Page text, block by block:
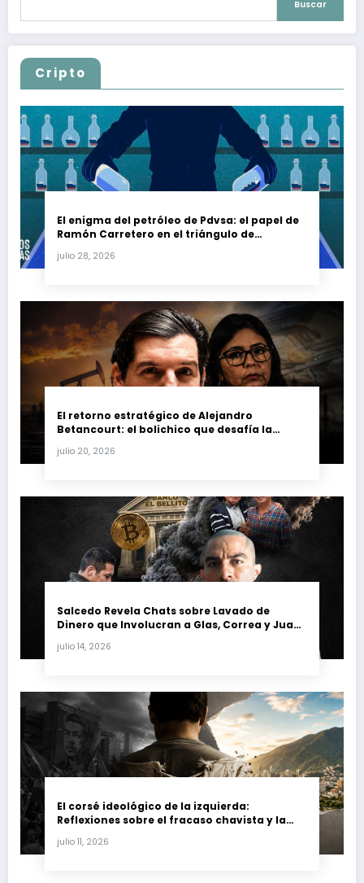
Buscar
Cripto
El enigma del petróleo de Pdvsa: el papel de
Ramón Carretero en el triángulo de
julio 28, 2026
El retorno estratégico de Alejandro
Betancourt: el bolichico que desafía la
petrolera venezolana
julio 20, 2026
Salcedo Revela Chats sobre Lavado de
Dinero que Involucran a Glas, Correa y Juan
julio 14, 2026
El corsé ideológico de la izquierda:
Reflexiones sobre el fracaso chavista y la
julio 11, 2026